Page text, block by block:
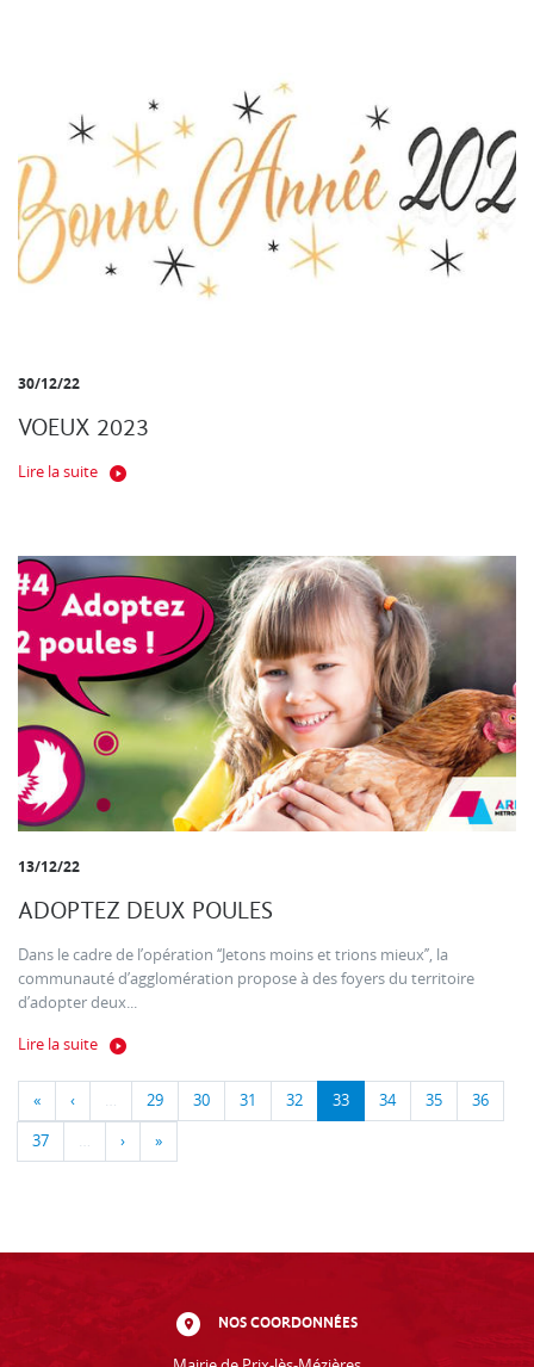
30/12/22
VOEUX 2023
Lire la suite
13/12/22
ADOPTEZ DEUX POULES
Dans le cadre de l’opération ‘‘Jetons moins et trions mieux’’, la
communauté d’agglomération propose à des foyers du territoire
d’adopter deux...
Lire la suite
« ‹ … 29 30 31 32 33 34 35 36
37 … › »
NOS COORDONNÉES